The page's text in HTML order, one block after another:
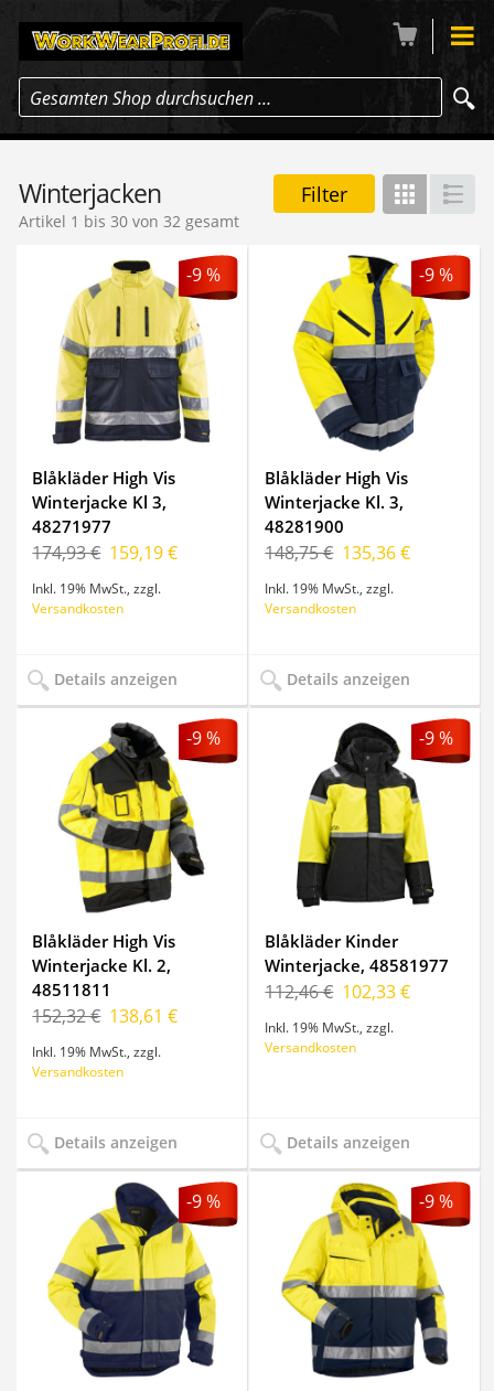
Gesamten Shop durchsuchen …
Winterjacken Filter Gitter
Artikel 1 bis 30 von 32 gesamt
-9 %
Blåkläder High Vis
Winterjacke Kl 3,
48271977
174,93 € 159,19 €
Inkl. 19% MwSt. ,zzgl.
Versandkosten
Details anzeigen
-9 %
Blåkläder High Vis
Winterjacke Kl. 3,
48281900
148,75 € 135,36 €
Inkl. 19% MwSt. ,zzgl.
Versandkosten
Details anzeigen
-9 %
Blåkläder High Vis
Winterjacke Kl. 2,
48511811
152,32 € 138,61 €
Inkl. 19% MwSt. ,zzgl.
Versandkosten
Details anzeigen
-9 %
Blåkläder Kinder
Winterjacke, 48581977
112,46 € 102,33 €
Inkl. 19% MwSt. ,zzgl.
Versandkosten
Details anzeigen
-9 % -9 %